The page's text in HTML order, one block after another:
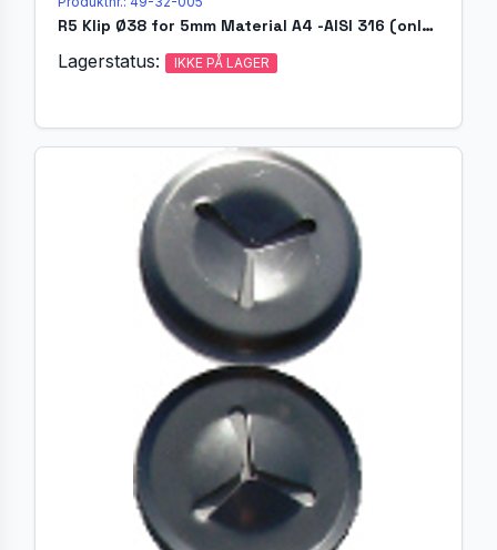
R5 Klip Ø38 for 5mm Material A4 -AISI 316 (only 316-1.4404)
Lagerstatus: IKKE PÅ LAGER